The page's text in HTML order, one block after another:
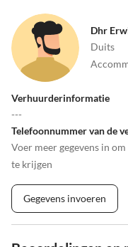
Dhr
Duits
Verhuurderinformatie
---
Telefoonnummer van de
Voer meer gegevens in
te krijgen
Gegevens invoeren